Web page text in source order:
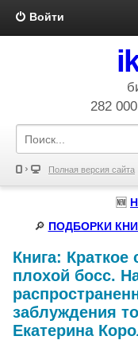
Войти
282
Полная версия сайта
🆕
🔎 ПОДБОРКИ
Книга: Краткое
плохой босс.
заблуждения
Екатерина